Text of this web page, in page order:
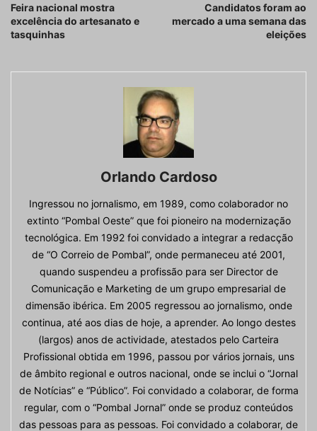
Feira nacional mostra
excelência do artesanato e
tasquinhas
Candidatos foram ao
mercado a uma semana das
eleições
Orlando Cardoso
Ingressou no jornalismo, em 1989, como colaborador no
extinto “Pombal Oeste” que foi pioneiro na modernização
tecnológica. Em 1992 foi convidado a integrar a redacção
de “O Correio de Pombal”, onde permaneceu até 2001,
quando suspendeu a profissão para ser Director de
Comunicação e Marketing de um grupo empresarial de
dimensão ibérica. Em 2005 regressou ao jornalismo, onde
continua, até aos dias de hoje, a aprender. Ao longo destes
(largos) anos de actividade, atestados pelo Carteira
Profissional obtida em 1996, passou por vários jornais, uns
de âmbito regional e outros nacional, onde se inclui o “Jornal
de Notícias” e “Público”. Foi convidado a colaborar, de forma
regular, com o “Pombal Jornal” onde se produz conteúdos
das pessoas para as pessoas. Foi convidado a colaborar, de